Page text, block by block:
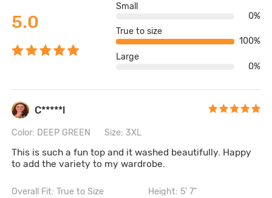
5.0
Small
0%
True to size
100%
Large
0%
C*****l
Color: DEEP GREEN Size: 3XL
This is such a fun top and it washed beautifully. Happy
to add the variety to my wardrobe.
Overall Fit: True to Size
Height: 5' 7"